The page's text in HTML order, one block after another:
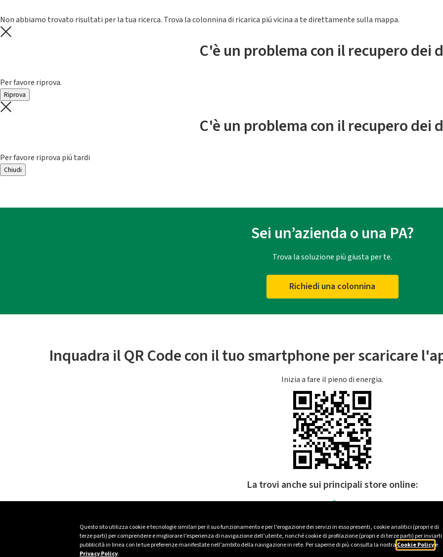
Questo sito utilizza cookie e tecnologie similari per il suo funzionamento e per l’erogazione dei servizi in esso presenti, cookie analitici (propri e di
terze parti) per comprendere e migliorare l’esperienza di navigazione dell’utente, nonché cookie di profilazione (propri e di terze parti) per inviarti
pubblicità in linea con le tue preferenze manifestate nell’ambito della navigazione in rete. Per saperne di più consulta la nostra Cookie Policye
Privacy Policy.
Non abbiamo trovato risultati per la tua ricerca. Trova la colonnina di ricarica piú vicina a te direttamente sulla mappa.
C'è un problema con il recupero dei
Per favore riprova.
Riprova
C'è un problema con il recupero dei
Per favore riprova piú tardi
Chiudi
Sei un’azienda o una PA?
Trova la soluzione più giusta per te.
Richiedi una colonnina
Inquadra il QR Code con il tuo smartphone per scaricare
Inizia a fare il pieno di energia.
La trovi anche sui principali store online: